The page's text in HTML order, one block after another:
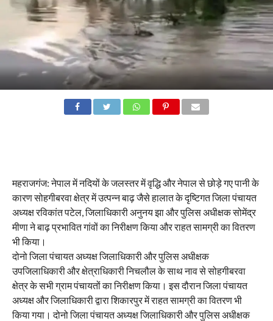
महराजगंज: नेपाल में नदियों के जलस्तर में वृद्धि और नेपाल से छोड़े गए पानी के
कारण सोहगीबरवा क्षेत्र में उत्पन्न बाढ़ जैसे हालात के दृष्टिगत जिला पंचायत
अध्यक्ष रविकांत पटेल, जिलाधिकारी अनुनय झा और पुलिस अधीक्षक सोमेंद्र
मीणा ने बाढ़ प्रभावित गांवों का निरीक्षण किया और राहत सामग्री का वितरण
भी किया।
दोनो जिला पंचायत अध्यक्ष जिलाधिकारी और पुलिस अधीक्षक
उपजिलाधिकारी और क्षेत्राधिकारी निचलौल के साथ नाव से सोहगीबरवा
क्षेत्र के सभी ग्राम पंचायतों का निरीक्षण किया। इस दौरान जिला पंचायत
अध्यक्ष और जिलाधिकारी द्वारा शिकारपुर में राहत सामग्री का वितरण भी
किया गया। दोनो जिला पंचायत अध्यक्ष जिलाधिकारी और पुलिस अधीक्षक